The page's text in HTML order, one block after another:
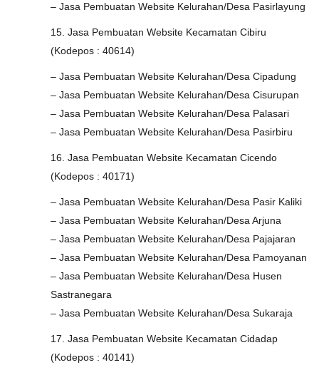
– Jasa Pembuatan Website Kelurahan/Desa Pasirlayung
15. Jasa Pembuatan Website Kecamatan Cibiru
(Kodepos : 40614)
– Jasa Pembuatan Website Kelurahan/Desa Cipadung
– Jasa Pembuatan Website Kelurahan/Desa Cisurupan
– Jasa Pembuatan Website Kelurahan/Desa Palasari
– Jasa Pembuatan Website Kelurahan/Desa Pasirbiru
16. Jasa Pembuatan Website Kecamatan Cicendo
(Kodepos : 40171)
– Jasa Pembuatan Website Kelurahan/Desa Pasir Kaliki
– Jasa Pembuatan Website Kelurahan/Desa Arjuna
– Jasa Pembuatan Website Kelurahan/Desa Pajajaran
– Jasa Pembuatan Website Kelurahan/Desa Pamoyanan
– Jasa Pembuatan Website Kelurahan/Desa Husen
Sastranegara
– Jasa Pembuatan Website Kelurahan/Desa Sukaraja
17. Jasa Pembuatan Website Kecamatan Cidadap
(Kodepos : 40141)